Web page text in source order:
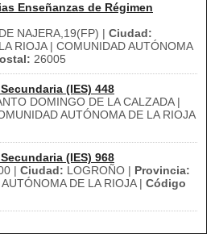
Enseñanzas de Régimen
NAJERA,19(FP) | Ciudad:
LA RIOJA | COMUNIDAD AUTÓNOMA
26005
(IES) 448
DOMINGO DE LA CALZADA |
AUTÓNOMA DE LA RIOJA
(IES) 968
| Ciudad: LOGROÑO | Provincia:
DE LA RIOJA | Código